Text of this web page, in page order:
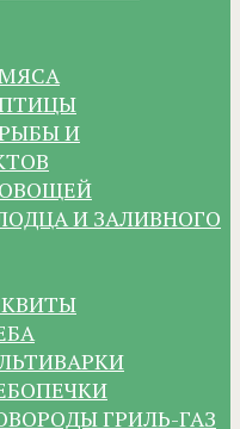
И
И ЗАЛИВНОГО
ГРИЛЬ-ГАЗ